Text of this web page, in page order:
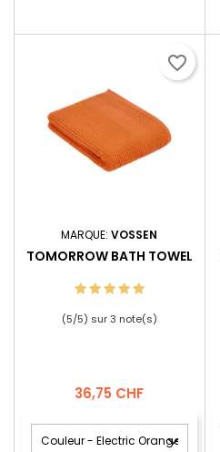
MARQUE:VOSSEN
TOMORROW BATH TOWEL
(5/5) sur3 note(s)
Prix
36,75 CHF
favorite_border